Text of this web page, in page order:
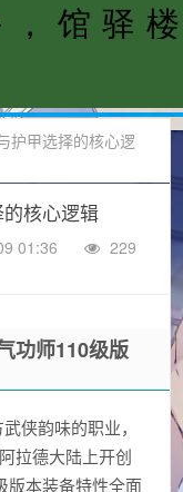
护甲选择的核心逻
核心逻辑
01:36
229
功师110级版
侠韵味的职业，
拉德大陆上开创
版本装备特性全面